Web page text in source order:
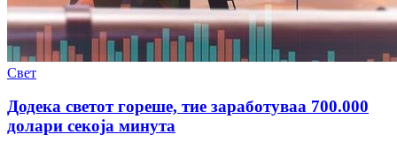
Свет
Додека светот гореше, тие заработуваа 700.000
долари секоја минута